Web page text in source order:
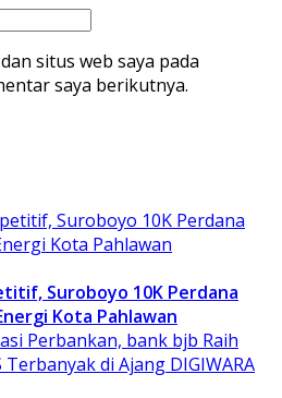
situs web saya pada
saya berikutnya.
Suroboyo 10K Perdana
Kota Pahlawan